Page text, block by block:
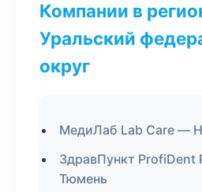
Компании в
Уральский
округ
МедиЛаб Lab Care —
ЗдравПункт ProfiDent
Тюмень